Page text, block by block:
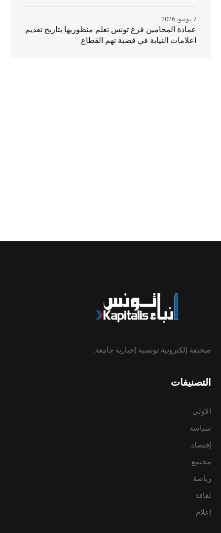
عمادة المحامين فرع تونس تعلم منظوريها بتاريخ تقديم
اعلامات النيابة في قضية تهم القطاع
7 يونيو، 2026
صحيفة إلكترونية تونسية إخبارية جامعة.
التصنيفات
الأولى
سياسة
إقتصاد
مجتمع
رياضة
ثقافة
إعلام